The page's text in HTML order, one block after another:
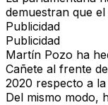
demuestran que
Publicidad
Publicidad
Martín Pozo ha
Cañete al frente
2020 respecto a
Del mismo modo,